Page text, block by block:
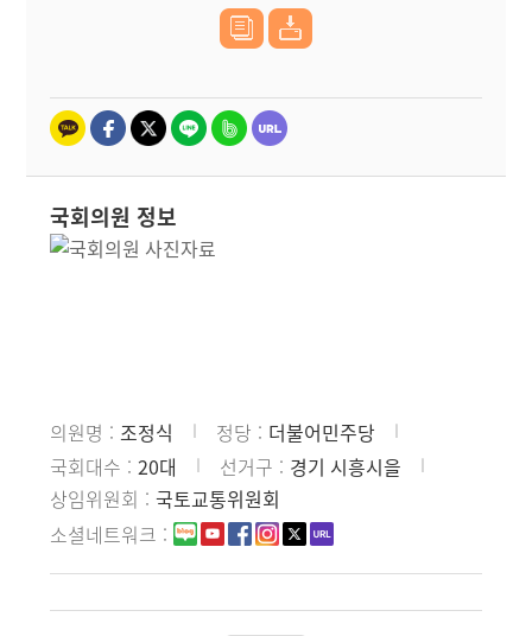
국회의원 정보
의원명 조정식 정당
더불어민주당
국회대수
20대 선거구
경기 시흥시을
상임위원회
국토교통위원회
소셜네트워크